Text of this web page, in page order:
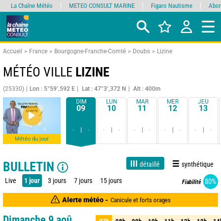
Accueil France Bourgogne-Franche-Comté Doubs Lizine
MÉTÉO VILLE LIZINE
(25330) Lon : 5°59’,592 E Lat : 47°3’,372 N Alt : 400m
Météo du jour
DIM
09
- -
LUN
10
- -
MAR
11
- -
MER
12
- -
JEU
13
- -
BULLETIN détaillé synthétique
Live 1 jour 3 jours 7 jours 15 jours Fiabilité 80%
Alerte météo - Canicule et forts orages
La Chaîne Météo METEO CONSULT MARINE Figaro Nautisme